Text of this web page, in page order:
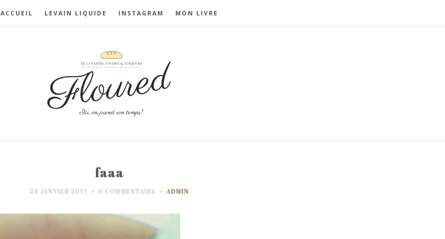
ACCUEIL LEVAIN LIQUIDE INSTAGRAM MON LIVRE
faaa
28 JANVIER 2017 0 COMMENTAIRE ADMIN